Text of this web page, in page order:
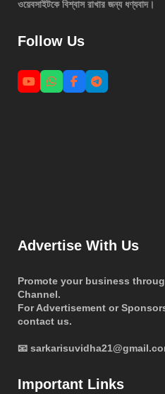
ওয়েবসাইটকে বিশ্বাস রাখার জন্য ধণ্যবাদ।
Follow Us
Advertise With Us
Promote your business
Channel.
ForAdvertisement or
contact us.
📧
Important Links